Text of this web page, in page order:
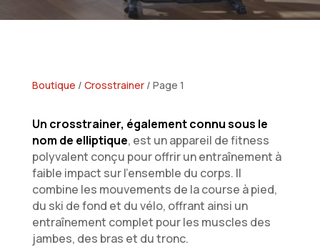
Boutique / Crosstrainer/ Page 1
Un crosstrainer, également connu sous le
nom de elliptique, est un appareil de fitness
polyvalent conçu pour offrir un entraînement à
faible impact sur l’ensemble du corps. Il
combine les mouvements de la course à pied,
du ski de fond et du vélo, offrant ainsi un
entraînement complet pour les muscles des
jambes, des bras et du tronc.